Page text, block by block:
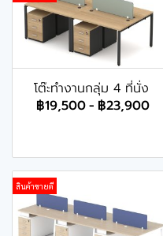
โต๊ะทำงานกลุ่ม 4 ที่นั่ง
฿19,500- ฿23,900
สินค้าขายดี